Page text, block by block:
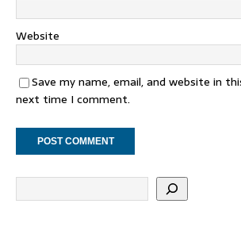
Website
Save my name, email, and website in
next time I comment.